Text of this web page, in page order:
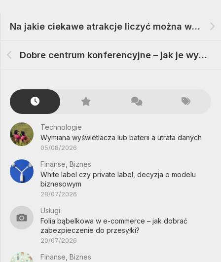
Na jakie ciekawe atrakcje liczyć można w czasie pobytu w Dubaju
Dobre centrum konferencyjne – jak je wybrać
Technologie
Wymiana wyświetlacza lub baterii a utrata danych
05/08/2026
Finanse, Biznes
White label czy private label, decyzja o modelu
biznesowym
28/07/2026
Usługi
Folia bąbelkowa w e-commerce – jak dobrać
zabezpieczenie do przesyłki?
20/07/2026
Finanse, Biznes